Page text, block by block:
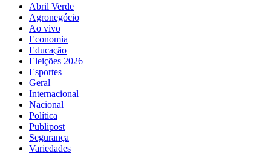
Abril Verde
Agronegócio
Ao vivo
Economia
Educação
Eleições 2026
Esportes
Geral
Internacional
Nacional
Política
Publipost
Segurança
Variedades